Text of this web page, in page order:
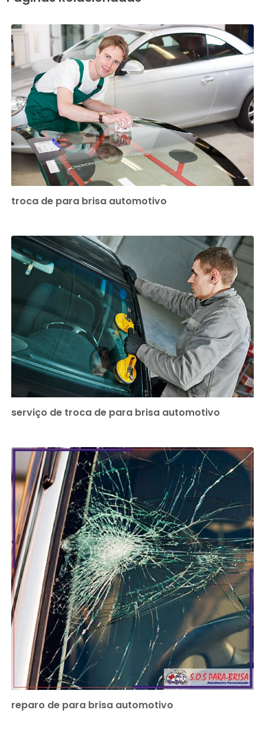
troca de para brisa automotivo
serviço de troca de para brisa automotivo
reparo de para brisa automotivo